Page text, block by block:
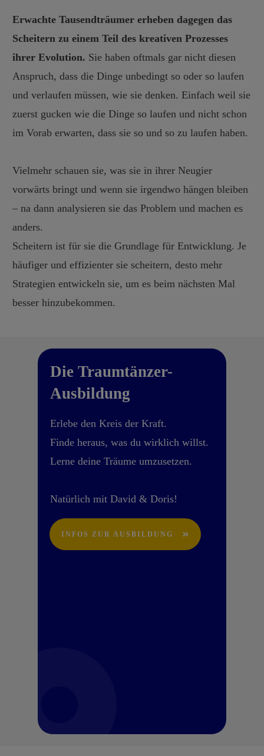
Erwachte Tausendträumer erheben dagegen das
Scheitern zu einem Teil des kreativen Prozesses
ihrer Evolution. Sie haben oftmals gar nicht diesen
Anspruch, dass die Dinge unbedingt so oder so laufen
und verlaufen müssen, wie sie denken. Einfach weil sie
zuerst gucken wie die Dinge so laufen und nicht schon
im Vorab erwarten, dass sie so und so zu laufen haben.
Vielmehr schauen sie, was sie in ihrer Neugier
vorwärts bringt und wenn sie irgendwo hängen bleiben
– na dann analysieren sie das Problem und machen es
anders.
Scheitern ist für sie die Grundlage für Entwicklung. Je
häufiger und effizienter sie scheitern, desto mehr
Strategien entwickeln sie, um es beim nächsten Mal
besser hinzubekommen.
Die Traumtänzer-
Ausbildung
Erlebe den Kreis der Kraft.
Finde heraus, was du wirklich willst.
Lerne deine Träume umzusetzen.
Natürlich mit David & Doris!
INFOS ZUR AUSBILDUNG